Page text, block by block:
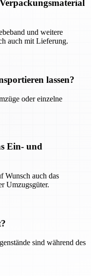
und weitere
auch mit Lieferung.
lassen?
oder einzelne
Ein- und
Wunsch auch das
Umzugsgüter.
sind während des